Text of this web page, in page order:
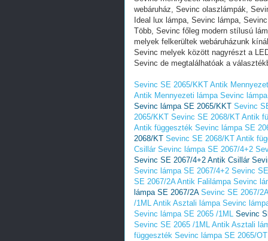
webáruház, Sevinc olaszlámpák,
Ideal lux lámpa, Sevinc lámpa,
Több, Sevinc főleg modern stílusú
melyek felkerültek webáruházunk
Sevinc melyek között nagyrészt a
Sevinc de megtalálhatóak a
Sevinc SE 2065/KKT Antik
Antik Mennyezeti lámpa Sevinc
Sevinc lámpa SE 2065/KKT Sevinc
2065/KKT Sevinc SE 2068/KT Antik
Antik függeszték Sevinc lámpa SE
2068/KT Sevinc SE 2068/KT Antik
Csillár Sevinc lámpa SE 2067/4+2
Sevinc SE 2067/4+2 Antik Csillár
Sevinc lámpa SE 2067/4+2 Sevinc
SE 2067/2A Antik Falilámpa Sevinc
lámpa SE 2067/2A Sevinc SE 2067/
/1ML Antik Asztali lámpa Sevinc
Sevinc lámpa SE 2065 /1ML Sevinc
Sevinc SE 2065 /1ML Antik Asztali
függeszték Sevinc lámpa SE 2065/OT